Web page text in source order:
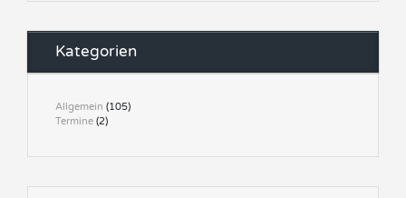
Kategorien
Allgemein (105)
Termine (2)